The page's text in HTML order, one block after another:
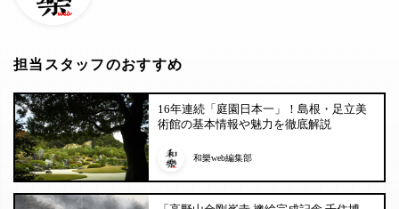
担当スタッフのおすすめ
16年連続「庭園日本一」！島根・足立美
術館の基本情報や魅力を徹底解説
和樂web編集部